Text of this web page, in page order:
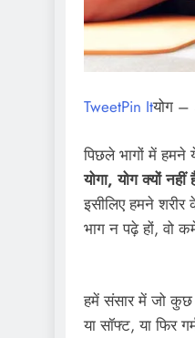
TweetPin Itयोग –
पिछले भागों में हमने
योगा, योग क्यों
इसीलिए हमने शरीर
भाग न पढ़े हों,
हमें संसार में जो कुछ
या सॉफ्ट, या फिर